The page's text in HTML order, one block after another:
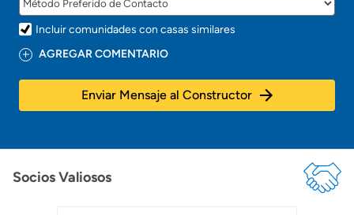
Incluir comunidades con casas similares
AGREGAR COMENTARIO
Enviar Mensaje al Constructor
Socios Valiosos